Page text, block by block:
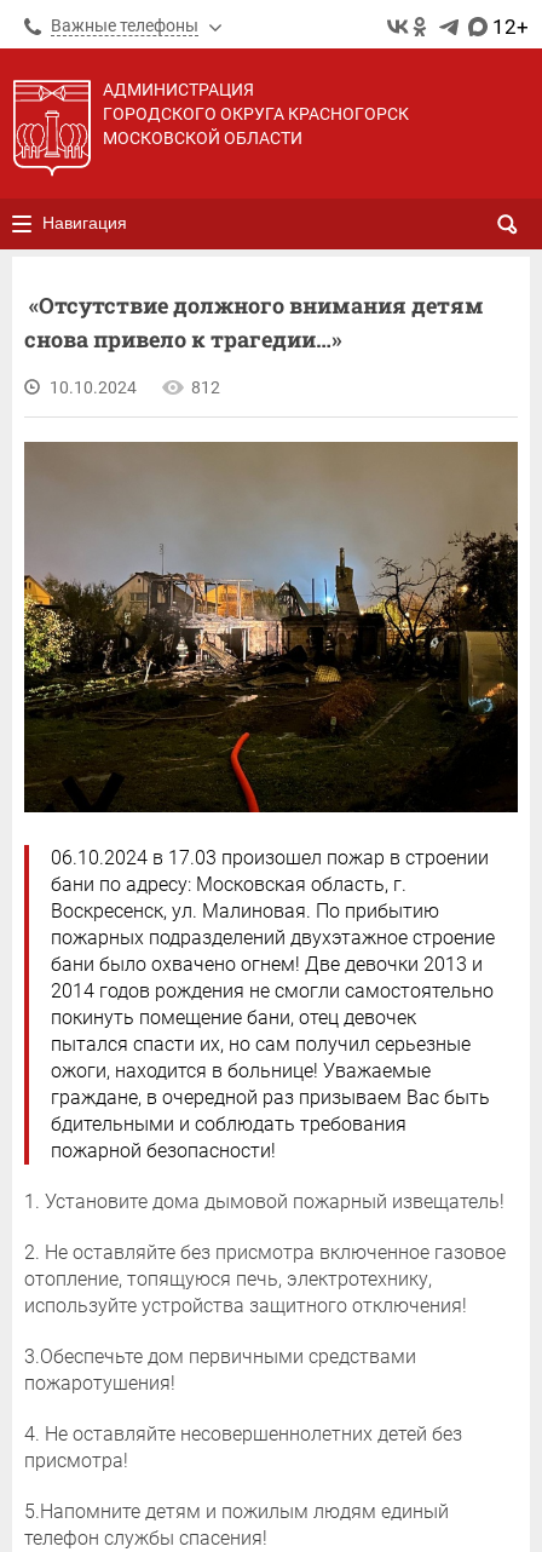
Важные телефоны 12+
АДМИНИСТРАЦИЯ
ГОРОДСКОГО ОКРУГА КРАСНОГОРСК
МОСКОВСКОЙ ОБЛАСТИ
Навигация
«Отсутствие должного внимания детям
снова привело к трагедии…»
10.10.2024 812
06.10.2024 в 17.03 произошел пожар в строении
бани по адресу: Московская область, г.
Воскресенск, ул. Малиновая. По прибытию
пожарных подразделений двухэтажное строение
бани было охвачено огнем! Две девочки 2013 и
2014 годов рождения не смогли самостоятельно
покинуть помещение бани, отец девочек
пытался спасти их, но сам получил серьезные
ожоги, находится в больнице! Уважаемые
граждане, в очередной раз призываем Вас быть
бдительными и соблюдать требования
пожарной безопасности!
1. Установите дома дымовой пожарный извещатель!
2. Не оставляйте без присмотра включенное газовое
отопление, топящуюся печь, электротехнику,
используйте устройства защитного отключения!
3.Обеспечьте дом первичными средствами
пожаротушения!
4. Не оставляйте несовершеннолетних детей без
присмотра!
5.Напомните детям и пожилым людям единый
телефон службы спасения!